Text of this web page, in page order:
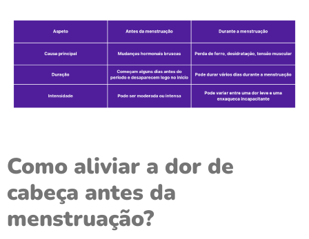
Como aliviar a dor de
cabeça antes da
menstruação?